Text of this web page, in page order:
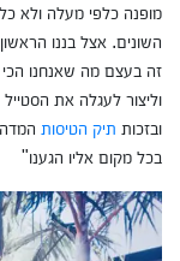
מופנה כלפי מעלה ולא
השונים. אצל בננו
זה בעצם מה שאנחנו
וליצור לעגלה את
ובזכות תיק הטיסות
בכל מקום אליו הגענו"